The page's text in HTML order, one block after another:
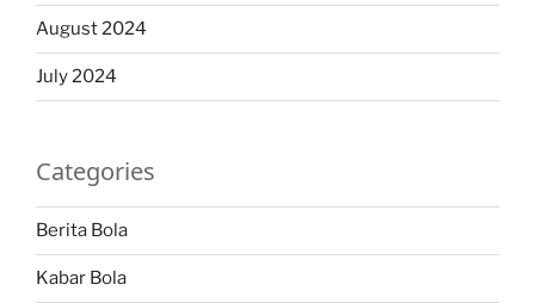
August 2024
July 2024
Categories
Berita Bola
Kabar Bola